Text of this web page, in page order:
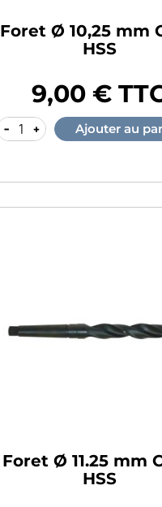
Foret Ø 10,25 mm
HSS
9,00 €
- + Ajouter au
Foret Ø 11.25 mm
HSS